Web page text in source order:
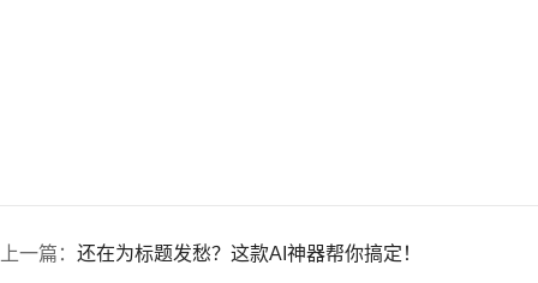
上一篇： 还在为标题发愁？这款AI神器帮你搞定！